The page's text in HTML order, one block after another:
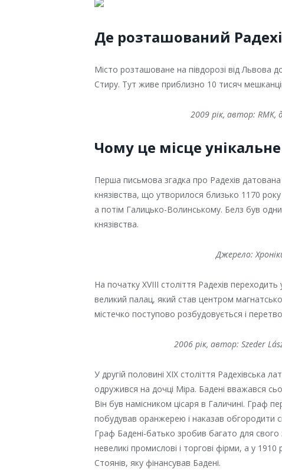
Де розташований
Місто розташоване на півдорозі від
Стиру. Тут живе приблизно 10 тисяч
2009 рік, автор:
Чому це місце унікальне
Перша письмова згадка про Радехів
князівства, що утворилося близько 1170
а потім Галицько-Волинському. Белз був
князівства.
Джерело:
На початку XVIII століття Радехів
великий палац, який став центром
містечко поступово розбудовується і
2006 рік, автор: Szeder
У другій половині XIX століття Радехівська
одружився на дочці Міра. Бадені вважався
Він був намісником цісаря в Галичині. Граф
побудував оранжерею і наказав обгородити
Граф Бадені-батько зробив багато для свого
невеликі промислові і торгові фірми, а у 1910
Стоянів, яку фінансував Бадені.